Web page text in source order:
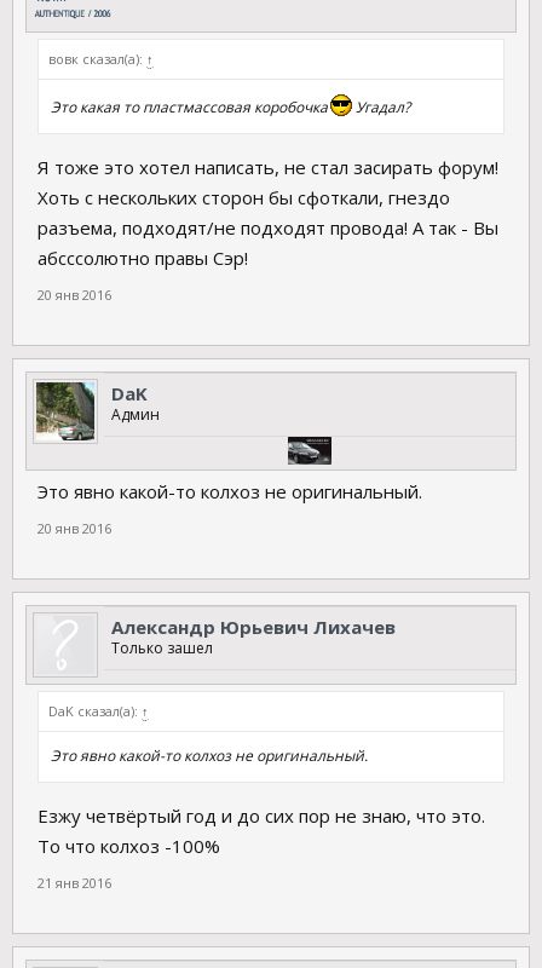
вовк сказал(а): ↑
Это какая то пластмассовая коробочка Угадал?
Я тоже это хотел написать, не стал засирать форум!
Хоть с нескольких сторон бы сфоткали, гнездо
разъема, подходят/не подходят провода! А так - Вы
абсссолютно правы Сэр!
20 янв 2016
DaK
Админ
Это явно какой-то колхоз не оригинальный.
20 янв 2016
Александр Юрьевич Лихачев
Только зашел
DaK сказал(а): ↑
Это явно какой-то колхоз не оригинальный.
Езжу четвёртый год и до сих пор не знаю, что это.
То что колхоз -100%
21 янв 2016